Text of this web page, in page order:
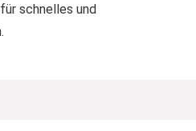
schnelles und